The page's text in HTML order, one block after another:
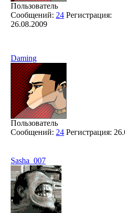
Пользователь
Сообщений: 24 Регистрация:
26.08.2009
Daming
Пользователь
Сообщений: 24 Регистрация:
Sasha_007